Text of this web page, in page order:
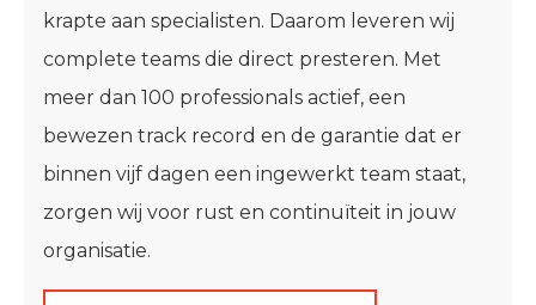
krapte aan specialisten. Daarom leveren wij
complete teams die direct presteren. Met
meer dan 100 professionals actief, een
bewezen track record en de garantie dat er
binnen vijf dagen een ingewerkt team staat,
zorgen wij voor rust en continuïteit in jouw
organisatie.